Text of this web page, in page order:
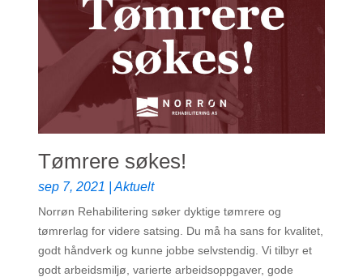
Tømrere søkes!
sep 7, 2021 |Aktuelt
Norrøn Rehabilitering søker dyktige tømrere og
tømrerlag for videre satsing. Du må ha sans for kvalitet,
godt håndverk og kunne jobbe selvstendig. Vi tilbyr et
godt arbeidsmiljø, varierte arbeidsoppgaver, gode